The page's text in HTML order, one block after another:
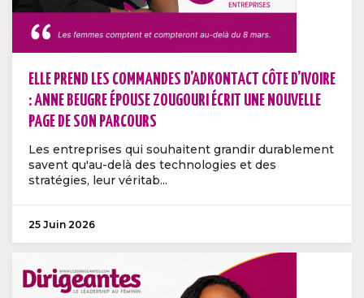
ELLE PREND LES COMMANDES D’ADKONTACT CÔTE D’IVOIRE
: ANNE BEUGRE ÉPOUSE ZOUGOURI ÉCRIT UNE NOUVELLE
PAGE DE SON PARCOURS
Les entreprises qui souhaitent grandir durablement
savent qu'au-delà des technologies et des
stratégies, leur véritab...
25 Juin 2026